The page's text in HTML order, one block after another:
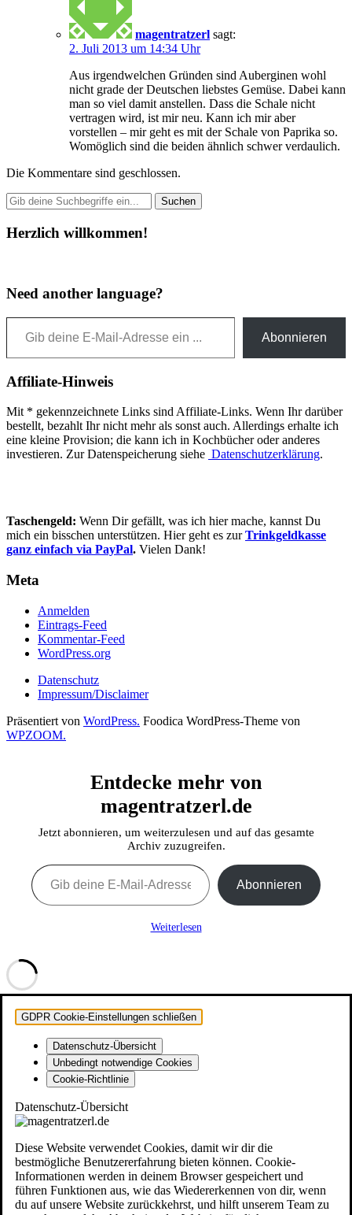
magentratzerl sagt:
2. Juli 2013 um 14:34 Uhr
Aus irgendwelchen Gründen sind Auberginen wohl
nicht grade der Deutschen liebstes Gemüse. Dabei kann
man so viel damit anstellen. Dass die Schale nicht
vertragen wird, ist mir neu. Kann ich mir aber
vorstellen – mir geht es mit der Schale von Paprika so.
Womöglich sind die beiden ähnlich schwer verdaulich.
Die Kommentare sind geschlossen.
Herzlich willkommen!
Need another language?
Gib deine E-Mail-Adresse ein ...
Abonnieren
Affiliate-Hinweis
Mit * gekennzeichnete Links sind Affiliate-Links. Wenn Ihr darüber
bestellt, bezahlt Ihr nicht mehr als sonst auch. Allerdings erhalte ich
eine kleine Provision; die kann ich in Kochbücher oder anderes
investieren. Zur Datenspeicherung siehe Datenschutzerklärung.
Taschengeld: Wenn Dir gefällt, was ich hier mache, kannst Du
mich ein bisschen unterstützen. Hier geht es zurTrinkgeldkasse
ganz einfach via PayPal. Vielen Dank!
Meta
Anmelden
Eintrags-Feed
Kommentar-Feed
WordPress.org
Datenschutz
Impressum/Disclaimer
Präsentiert von WordPress. Foodica WordPress-Theme von
WPZOOM.
Entdecke mehr von
magentratzerl.de
Jetzt abonnieren, um weiterzulesen und auf das gesamte
Archiv zuzugreifen.
Gib deine E-Mail-Adresse ein ...
Abonnieren
Weiterlesen
GDPR Cookie-Einstellungen schließen
Datenschutz-Übersicht
Unbedingt notwendige Cookies
Cookie-Richtlinie
Datenschutz-Übersicht
Diese Website verwendet Cookies, damit wir dir die
bestmögliche Benutzererfahrung bieten können. Cookie-
Informationen werden in deinem Browser gespeichert und
führen Funktionen aus, wie das Wiedererkennen von dir, wenn
du auf unsere Website zurückkehrst, und hilft unserem Team zu